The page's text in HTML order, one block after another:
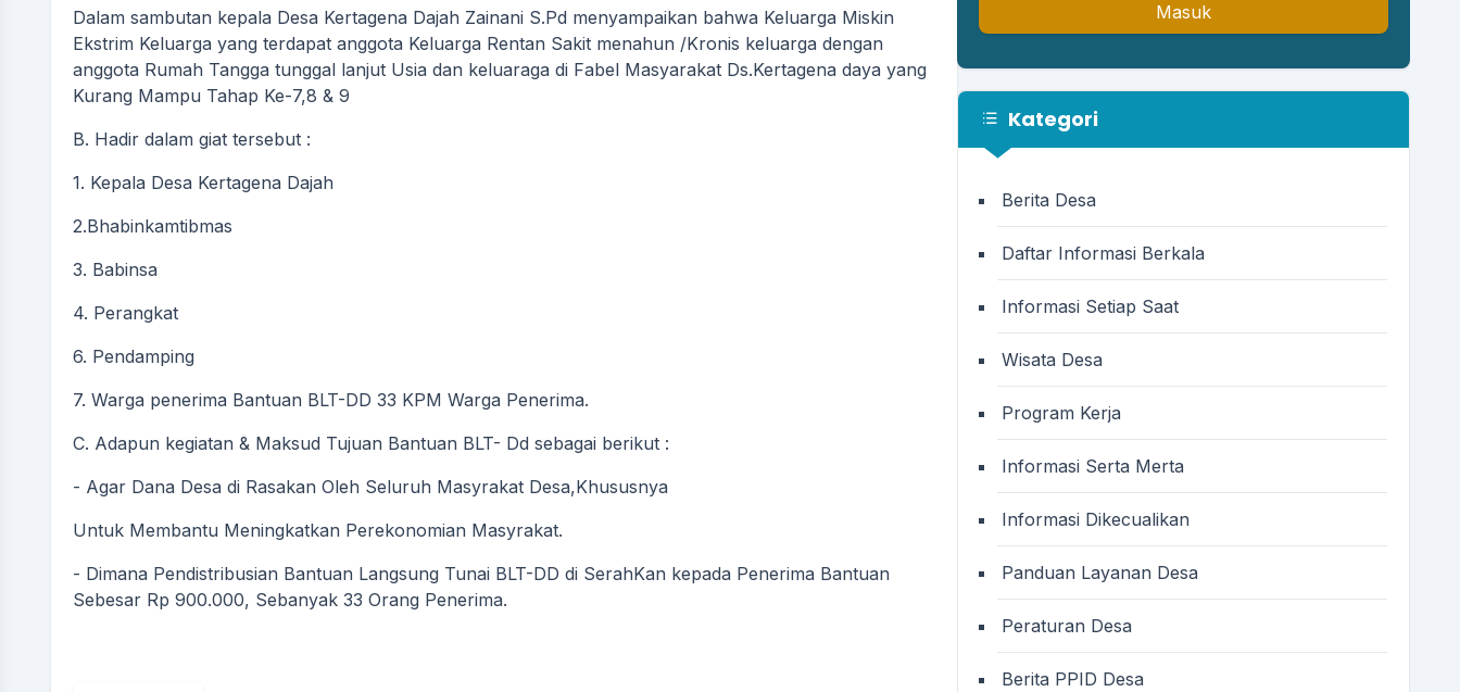
Dalam sambutan kepala Desa Kertagena Dajah Zainani S.Pd menyampaikan bahwa Keluarga Miskin
Ekstrim Keluarga yang terdapat anggota Keluarga Rentan Sakit menahun /Kronis keluarga dengan
anggota Rumah Tangga tunggal lanjut Usia dan keluaraga di Fabel Masyarakat Ds.Kertagena daya yang
Kurang Mampu Tahap Ke-7,8 & 9
B. Hadir dalam giat tersebut :
1. Kepala Desa Kertagena Dajah
2.Bhabinkamtibmas
3. Babinsa
4. Perangkat
6. Pendamping
7. Warga penerima Bantuan BLT-DD 33 KPM Warga Penerima.
C. Adapun kegiatan & Maksud Tujuan Bantuan BLT- Dd sebagai berikut :
- Agar Dana Desa di Rasakan Oleh Seluruh Masyrakat Desa,Khususnya
Untuk Membantu Meningkatkan Perekonomian Masyrakat.
- Dimana Pendistribusian Bantuan Langsung Tunai BLT-DD di SerahKan kepada Penerima Bantuan
Sebesar Rp 900.000, Sebanyak 33 Orang Penerima.
Masuk
Kategori
Berita Desa
Daftar Informasi Berkala
Informasi Setiap Saat
Wisata Desa
Program Kerja
Informasi Serta Merta
Informasi Dikecualikan
Panduan Layanan Desa
Peraturan Desa
Berita PPID Desa